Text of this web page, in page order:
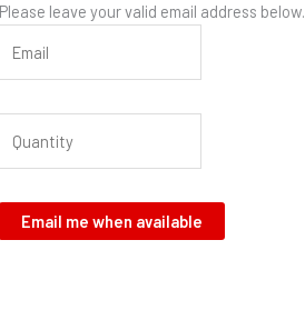
Please leave your valid email address below.
Email me when available